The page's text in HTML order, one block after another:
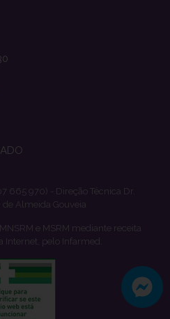
665 970) - Direção Técnica Dr.
de Almeida Gouveia
e MSRM mediante receita
Internet, pelo Infarmed.